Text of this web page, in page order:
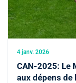
4 janv. 2026
CAN-2025: Le
aux dépens de